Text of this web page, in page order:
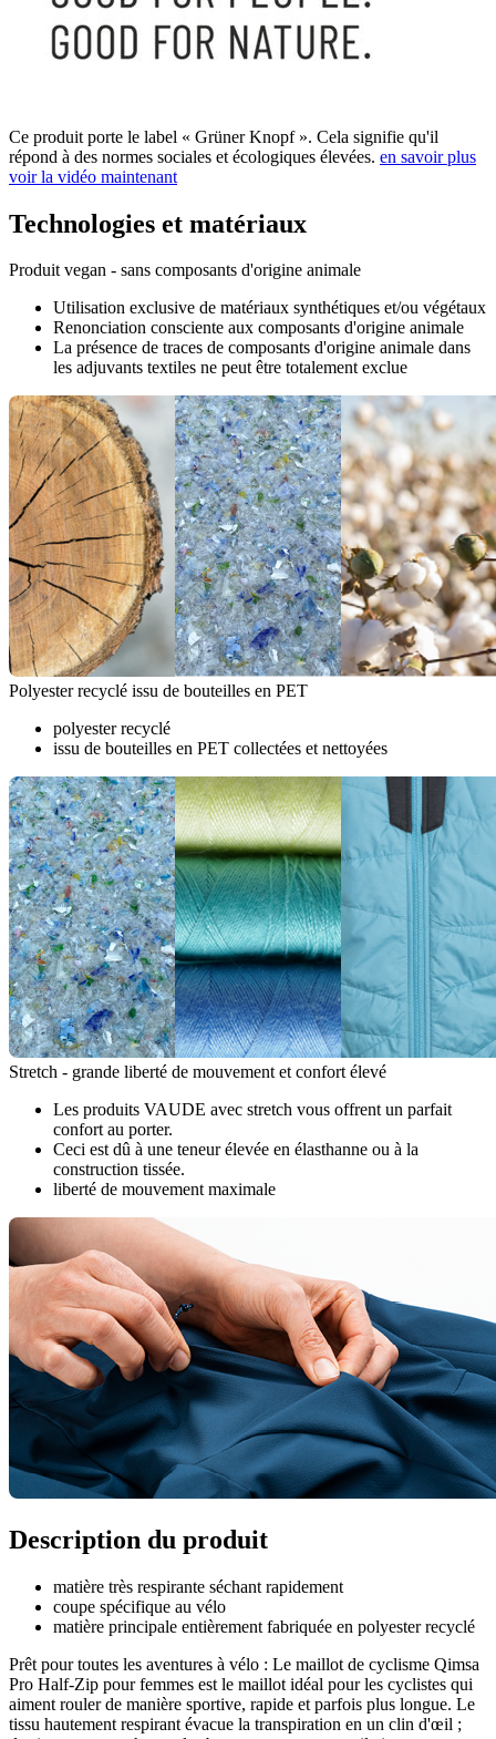
Ce produit porte le label « Grüner Knopf ». Cela signifie qu'il
répond à des normes sociales et écologiques élevées. en savoir plus
voir la vidéo maintenant
Technologies et matériaux
Produit vegan - sans composants d'origine animale
Utilisation exclusive de matériaux synthétiques et/ou végétaux
Renonciation consciente aux composants d'origine animale
La présence de traces de composants d'origine animale dans
les adjuvants textiles ne peut être totalement exclue
Polyester recyclé issu de bouteilles en PET
polyester recyclé
issu de bouteilles en PET collectées et nettoyées
Stretch - grande liberté de mouvement et confort élevé
Les produits VAUDE avec stretch vous offrent un parfait
confort au porter.
Ceci est dû à une teneur élevée en élasthanne ou à la
construction tissée.
liberté de mouvement maximale
Description du produit
matière très respirante séchant rapidement
coupe spécifique au vélo
matière principale entièrement fabriquée en polyester recyclé
Prêt pour toutes les aventures à vélo : Le maillot de cyclisme Qimsa
Pro Half-Zip pour femmes est le maillot idéal pour les cyclistes qui
aiment rouler de manière sportive, rapide et parfois plus longue. Le
tissu hautement respirant évacue la transpiration en un clin d'œil ;